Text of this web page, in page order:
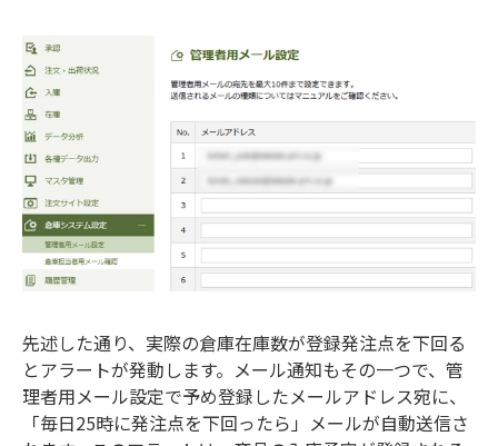
先述した通り、実際の倉庫在庫数が登録発注点を下回る
とアラートが発動します。メール通知もその一つで、管
理者用メール設定で予め登録したメールアドレス宛に、
「毎日25時に発注点を下回ったら」メールが自動送信さ